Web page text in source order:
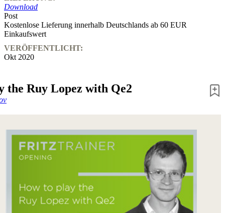
Download
Post
Kostenlose Lieferung innerhalb Deutschlands ab 60 EUR
Einkaufswert
VERÖFFENTLICHT:
Okt 2020
the Ruy Lopez with Qe2